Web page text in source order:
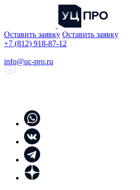
Оставить заявку Оставить заявку
+7 (812) 918-87-12
info@uc-pro.ru